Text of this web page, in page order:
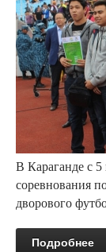
В Караганде с
соревнования
дворового
Подробнее